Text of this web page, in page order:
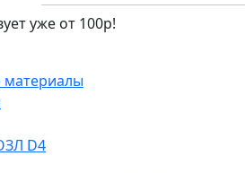
уже от 100р!
материалы
D4